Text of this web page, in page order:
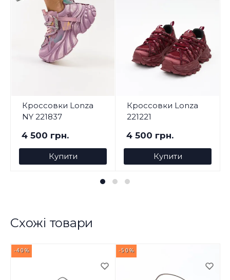
Кроссовки Lonza
NY 221837
4 500 грн.
Купити
Кроссовки Lonza
221221
4 500 грн.
Купити
Схожі товари
-40% -50%